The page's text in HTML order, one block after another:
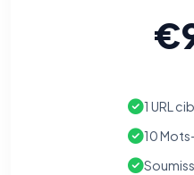
1 URL
10